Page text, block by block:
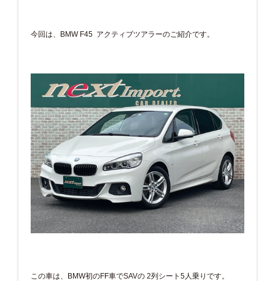
今回は、BMW F45 アクティブツアラーのご紹介です。
この車は、BMW初のFF車でSAVの 2列シート5人乗りです。